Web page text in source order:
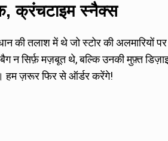
क्रंचटाइम स्नैक्स
की तलाश में थे जो स्टोर की अलमारियों
न सिर्फ़ मज़बूत थे, बल्कि उनकी मुफ़्त
हम ज़रूर फिर से ऑर्डर करेंगे!